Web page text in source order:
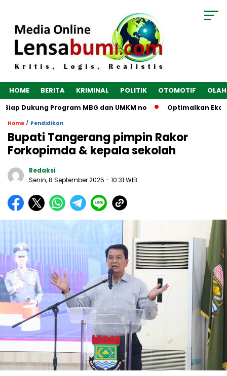
HOME BERITA KRIMINAL POLITIK OTOMOTIF
Dukung Program MBG dan UMKM no Optimalkan
Home / Pendidikan
Bupati Tangerang pimpin Rakor
Forkopimda & kepala sekolah
Redaksi
Senin, 8 September 2025 - 10:31 WIB